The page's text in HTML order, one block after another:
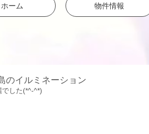
ホーム 物件情報
のイルミネーション
でした(*^-^*)